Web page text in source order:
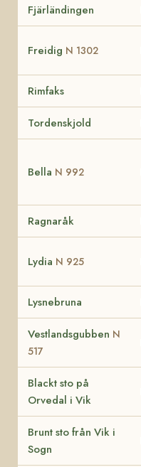
Fjärländingen
Freidig N 1302
Rimfaks
Tordenskjold
Bella N 992
Ragnaråk
Lydia N 925
Lysnebruna
Vestlandsgubben N
517
Blackt sto på
Orvedal i Vik
Brunt sto från Vik i
Sogn